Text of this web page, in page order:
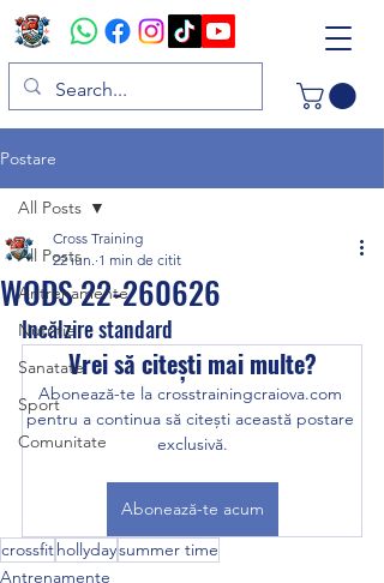
Postare
All Posts
Antrenamente
Nutritie
Sanatate
Sport
Comunitate
All Posts
WODS 22-260626
Cross Training
22 iun. 1 min de citit
Incălzire standard
Vrei să citești mai multe?
Abonează-te la crosstrainingcraiova.com
pentru a continua să citești această postare
exclusivă.
Abonează-te acum
crossfit hollydaysummer time
Antrenamente